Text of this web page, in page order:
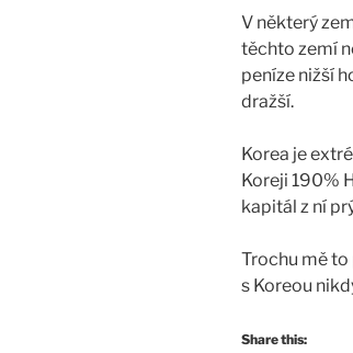
V některý
těchto zemí
peníze nižší
dražší.
Korea je
Koreji 190%
kapitál z ní
Trochu mě
s Koreou
Share this: